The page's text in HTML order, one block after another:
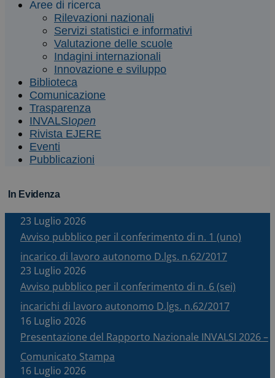
Aree di ricerca
Rilevazioni nazionali
Servizi statistici e informativi
Valutazione delle scuole
Indagini internazionali
Innovazione e sviluppo
Biblioteca
Comunicazione
Trasparenza
INVALSIopen
Rivista EJERE
Eventi
Pubblicazioni
In Evidenza
23 Luglio 2026
Avviso pubblico per il conferimento di n. 1 (uno)
incarico di lavoro autonomo D.lgs. n.62/2017
23 Luglio 2026
Avviso pubblico per il conferimento di n. 6 (sei)
incarichi di lavoro autonomo D.lgs. n.62/2017
16 Luglio 2026
Presentazione del Rapporto Nazionale INVALSI 2026 –
Comunicato Stampa
16 Luglio 2026